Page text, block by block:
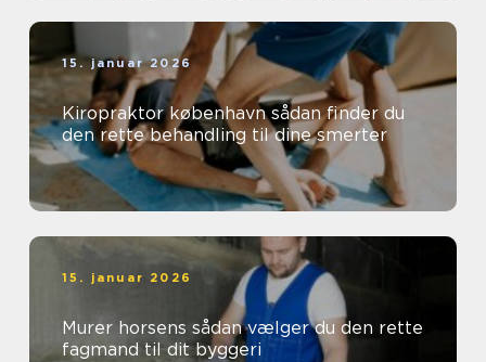
15. januar 2026
Kiropraktor københavn sådan finder du
den rette behandling til dine smerter
15. januar 2026
Murer horsens sådan vælger du den rette
fagmand til dit byggeri